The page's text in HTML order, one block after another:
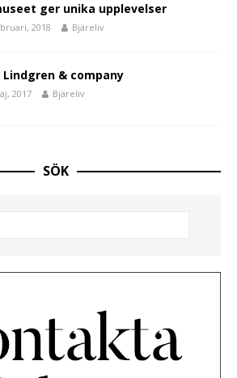
ger unika upplevelser
2018 Bjäreliv
Lindgren & company
2017 Bjäreliv
SÖK